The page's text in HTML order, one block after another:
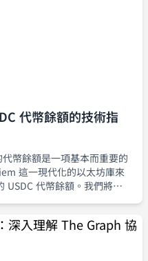
代幣餘額的技術指
幣餘額是一項基本而重要的
這一現代化的以太坊庫來
USDC 代幣餘額。我們將以